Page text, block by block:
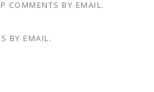
COMMENTS BY EMAIL.
BY EMAIL.